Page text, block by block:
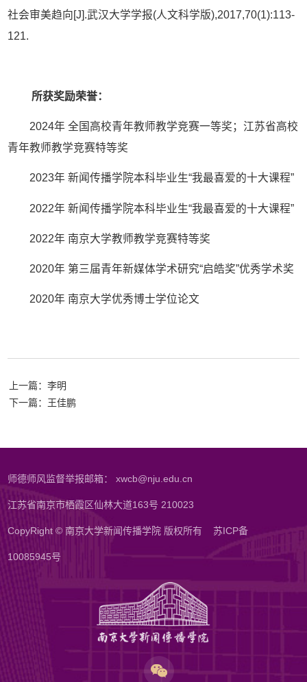
社会审美趋向[J].武汉大学学报(人文科学版),2017,70(1):113-
121.
所获奖励荣誉：
2024年 全国高校青年教师教学竞赛一等奖；江苏省高校
青年教师教学竞赛特等奖
2023年 新闻传播学院本科毕业生“我最喜爱的十大课程”
2022年 新闻传播学院本科毕业生“我最喜爱的十大课程”
2022年 南京大学教师教学竞赛特等奖
2020年 第三届青年新媒体学术研究“启皓奖”优秀学术奖
2020年 南京大学优秀博士学位论文
上一篇：李明
下一篇：王佳鹏
师德师风监督举报邮箱： xwcb@nju.edu.cn
江苏省南京市栖霞区仙林大道163号 210023
CopyRight © 南京大学新闻传播学院 版权所有苏ICP备
10085945号